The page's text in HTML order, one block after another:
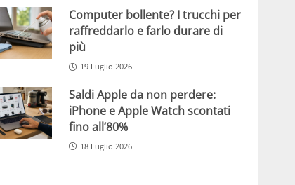
Computer bollente? I trucchi per
raffreddarlo e farlo durare di
più
19 Luglio 2026
Saldi Apple da non perdere:
iPhone e Apple Watch scontati
fino all’80%
18 Luglio 2026